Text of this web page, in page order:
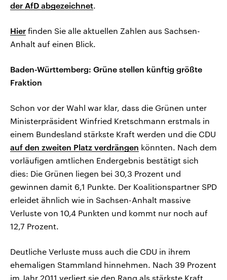
der AfD abgezeichnet.
Hier finden Sie alle aktuellen Zahlen aus Sachsen-
Anhalt auf einen Blick.
Baden-Württemberg: Grüne stellen künftig größte
Fraktion
Schon vor der Wahl war klar, dass die Grünen unter
Ministerpräsident Winfried Kretschmann erstmals in
einem Bundesland stärkste Kraft werden und die CDU
auf den zweiten Platz verdrängen könnten. Nach dem
vorläufigen amtlichen Endergebnis bestätigt sich
dies: Die Grünen liegen bei 30,3 Prozent und
gewinnen damit 6,1 Punkte. Der Koalitionspartner SPD
erleidet ähnlich wie in Sachsen-Anhalt massive
Verluste von 10,4 Punkten und kommt nur noch auf
12,7 Prozent.
Deutliche Verluste muss auch die CDU in ihrem
ehemaligen Stammland hinnehmen. Nach 39 Prozent
im Jahr 2011 verliert sie den Rang als stärkste Kraft